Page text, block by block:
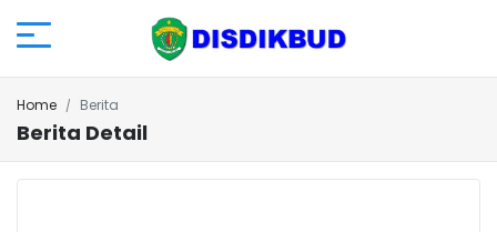
Home Berita
Berita Detail